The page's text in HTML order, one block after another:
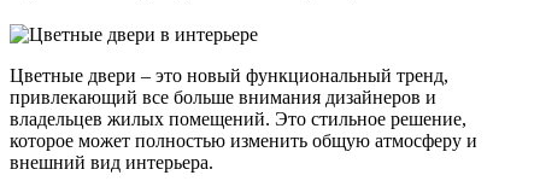
Цветные двери – это новый функциональный тренд,
привлекающий все больше внимания дизайнеров и
владельцев жилых помещений. Это стильное решение,
которое может полностью изменить общую атмосферу и
внешний вид интерьера.